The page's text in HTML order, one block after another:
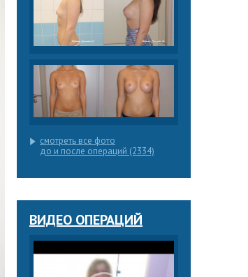
смотреть все фото
до и после операций (2334)
ВИДЕО ОПЕРАЦИЙ